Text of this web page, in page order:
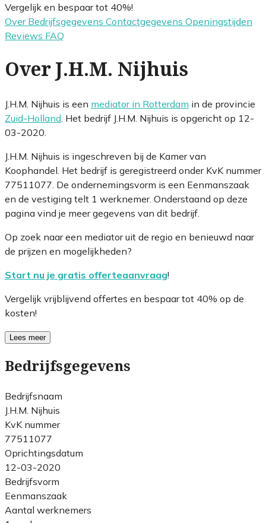
Vergelijk en bespaar tot 40%!
Over Bedrijfsgegevens Contactgegevens Openingstijden
Reviews FAQ
Over J.H.M. Nijhuis
J.H.M. Nijhuis is een mediator in Rotterdam in de provincie
Zuid-Holland . Het bedrijf J.H.M. Nijhuis is opgericht op 12-
03-2020.
J.H.M. Nijhuis is ingeschreven bij de Kamer van
Koophandel. Het bedrijf is geregistreerd onder KvK nummer
77511077. De ondernemingsvorm is een Eenmanszaak
en de vestiging telt 1 werknemer. Onderstaand op deze
pagina vind je meer gegevens van dit bedrijf.
Op zoek naar een mediator uit de regio en benieuwd naar
de prijzen en mogelijkheden?
Start nu je gratis offerteaanvraag!
Vergelijk vrijblijvend offertes en bespaar tot 40% op de
kosten!
Lees meer
Bedrijfsgegevens
Bedrijfsnaam
J.H.M. Nijhuis
KvK nummer
77511077
Oprichtingsdatum
12-03-2020
Bedrijfsvorm
Eenmanszaak
Aantal werknemers